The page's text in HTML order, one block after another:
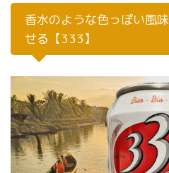
香水のような色っぽい風
せる【333】